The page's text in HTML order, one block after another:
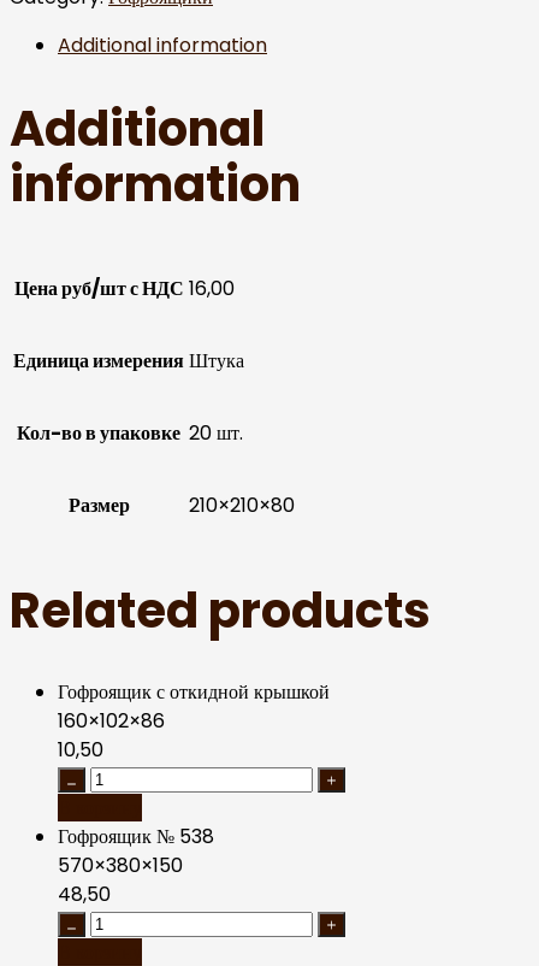
Additional information
Additional
information
Цена руб/шт с НДС 16,00
Единица измеренияШтука
Кол-во в упаковке 20 шт.
Размер 210×210×80
Related products
Гофроящик с откидной крышкой
160×102×86
10,50
Гофроящик № 538
570×380×150
48,50